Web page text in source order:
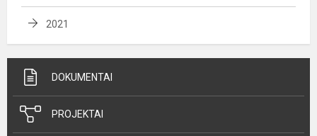
2021
DOKUMENTAI
PROJEKTAI